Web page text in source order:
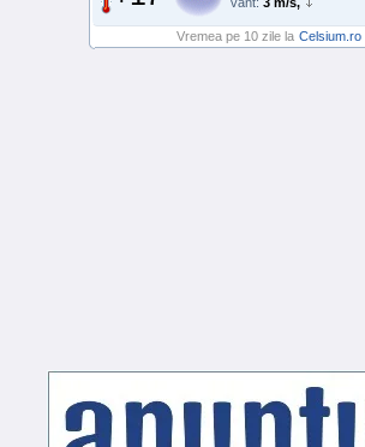
Vremea pe 10 zile la Celsium.ro